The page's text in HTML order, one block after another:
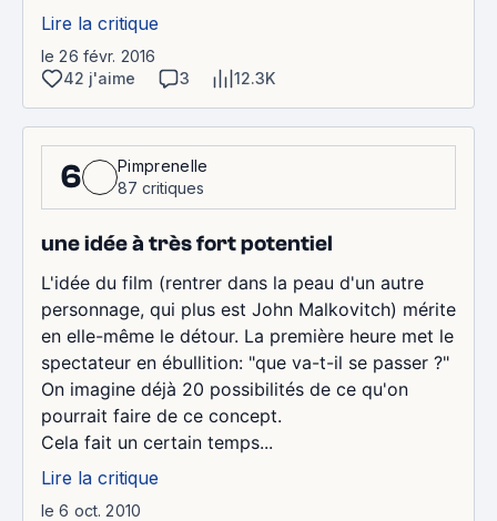
Lire la critique
le 26 févr. 2016
42 j'aime
3 12.3K
6
Pimprenelle
87 critiques
une idée à très fort potentiel
L'idée du film (rentrer dans la peau d'un autre
personnage, qui plus est John Malkovitch) mérite
en elle-même le détour. La première heure met le
spectateur en ébullition: "que va-t-il se passer ?"
On imagine déjà 20 possibilités de ce qu'on
pourrait faire de ce concept.
Cela fait un certain temps...
Lire la critique
le 6 oct. 2010